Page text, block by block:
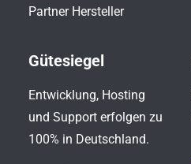
Partner Hersteller
Gütesiegel
Entwicklung, Hosting
und Support erfolgen zu
100% in Deutschland.